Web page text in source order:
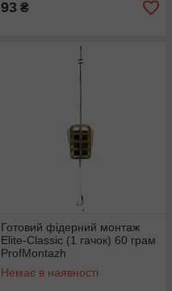
93 ₴
Готовий фідерний монтаж
Elite-Classic (1 гачок) 60 грам
ProfMontazh
Немає в наявності